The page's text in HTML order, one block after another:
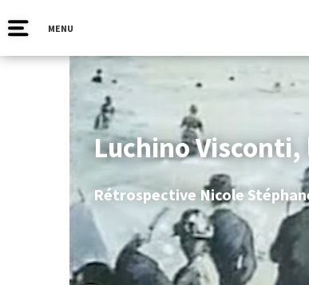
MENU
Luchino Visconti,
Rétrospective Nicole